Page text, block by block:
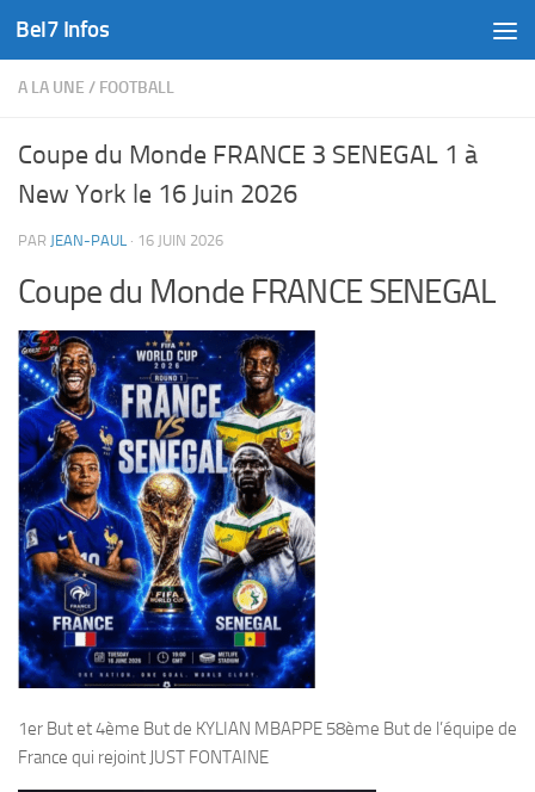
Skip to content
Bel7 Infos
A LA UNE / FOOTBALL
Coupe du Monde FRANCE 3 SENEGAL 1 à
New York le 16 Juin 2026
PAR JEAN-PAUL · 16 JUIN 2026
Coupe du Monde FRANCE SENEGAL
1er But et 4ème But de KYLIAN MBAPPE 58ème But de l’équipe de
France qui rejoint JUST FONTAINE